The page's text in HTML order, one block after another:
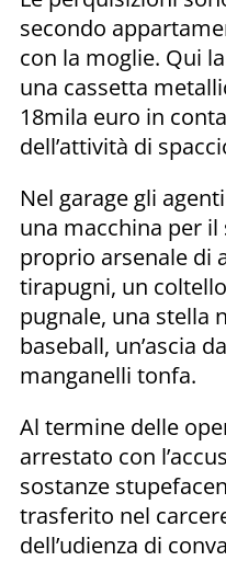
secondo
con la moglie. Qui
una cassetta
18mila euro in
dell’attività di
Nel garage gli
una macchina per
proprio arsenale di
tirapugni, un
pugnale, una stella
baseball, un’ascia
manganelli tonfa.
Al termine delle
arrestato con
sostanze
trasferito nel
dell’udienza di